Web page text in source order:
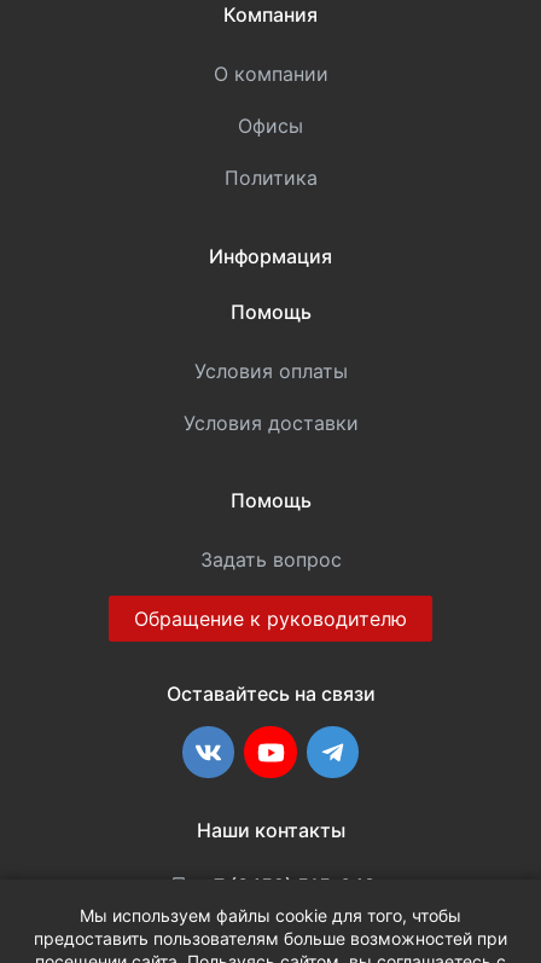
Мы используем файлы cookie для того, чтобы
предоставить пользователям больше возможностей при
Компания
О компании
Офисы
Политика
Информация
Помощь
Условия оплаты
Условия доставки
Помощь
Задать вопрос
Обращение к руководителю
Оставайтесь на связи
ВКонтакте
YouTubeTelegram
Наши контакты
+7 (3452) 515-048
info@terria.ru